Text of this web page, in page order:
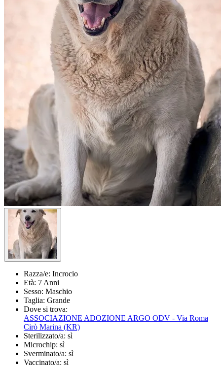
Razza/e: Incrocio
Età: 7 Anni
Sesso: Maschio
Taglia: Grande
Dove si trova:
ASSOCIAZIONE ADOZIONE ARGO ODV - Via Roma
Cirò Marina (KR)
Sterilizzato/a: sì
Microchip: sì
Sverminato/a: sì
Vaccinato/a: sì